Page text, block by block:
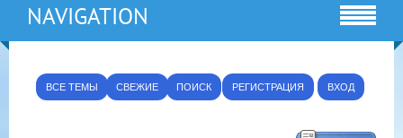
NAVIGATION
ВСЕ ТЕМЫ СВЕЖИЕ ПОИСК РЕГИСТРАЦИЯ ВХОД